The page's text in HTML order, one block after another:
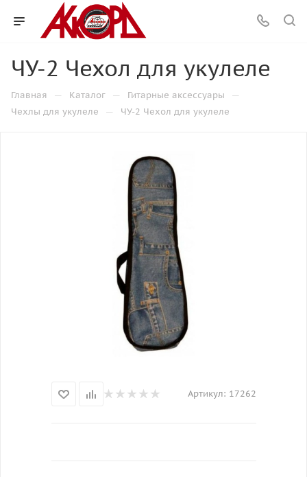
ЧУ-2 Чехол для укулеле
Главная — Каталог — Гитарные аксессуары —
Чехлы для укулеле — ЧУ-2 Чехол для укулеле
Артикул: 17262